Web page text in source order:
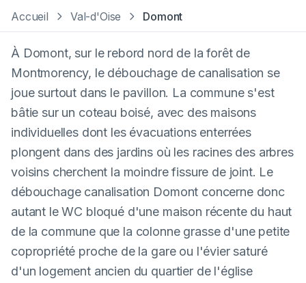
Accueil Val-d'Oise Domont
À Domont, sur le rebord nord de la forêt de
Montmorency, le débouchage de canalisation se
joue surtout dans le pavillon. La commune s'est
bâtie sur un coteau boisé, avec des maisons
individuelles dont les évacuations enterrées
plongent dans des jardins où les racines des arbres
voisins cherchent la moindre fissure de joint. Le
débouchage canalisation Domont concerne donc
autant le WC bloqué d'une maison récente du haut
de la commune que la colonne grasse d'une petite
copropriété proche de la gare ou l'évier saturé
d'un logement ancien du quartier de l'église